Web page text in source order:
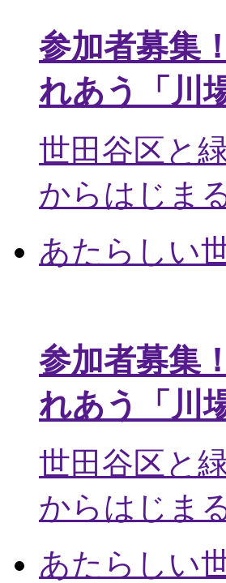
参加者募集
れあう「川
世田谷区と
からはじま
あたらしい
参加者募集
れあう「川
世田谷区と
からはじま
あたらしい